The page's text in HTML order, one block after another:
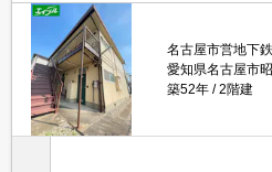
名古屋市営地下
愛知県名古屋市
築52年
2階建